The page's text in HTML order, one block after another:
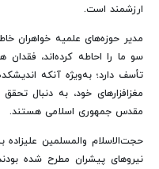
ارزشمند است.
مدیر حوزه‌های علمیه خواهران
سو ما را احاطه کرده‌اند،
تأسف دارد؛ به‌ویژه آنکه
مغزافزارهای خود، به دنبال
مقدس جمهوری اسلامی هستند.
حجت‌الاسلام والمسلمین علیزاده
نیروهای پیشران مطرح شده